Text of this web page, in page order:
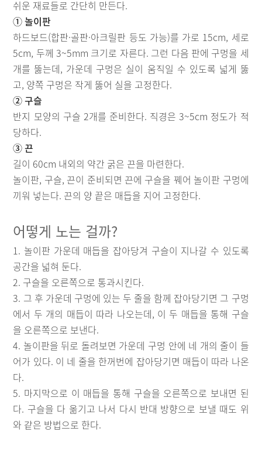
쉬운 재료들로 간단히 만든다.
① 놀이판
하드보드(합판·골판·아크릴판 등도 가능)를 가로 15cm, 세로
5cm, 두께 3~5mm 크기로 자른다. 그런 다음 판에 구멍을 세
개를 뚫는데, 가운데 구멍은 실이 움직일 수 있도록 넓게 뚫
고, 양쪽 구멍은 작게 뚫어 실을 고정한다.
② 구슬
반지 모양의 구슬 2개를 준비한다. 직경은 3~5cm 정도가 적
당하다.
③ 끈
길이 60cm 내외의 약간 굵은 끈을 마련한다.
놀이판, 구슬, 끈이 준비되면 끈에 구슬을 꿰어 놀이판 구멍에
끼워 넣는다. 끈의 양 끝은 매듭을 지어 고정한다.
어떻게 노는 걸까?
1. 놀이판 가운데 매듭을 잡아당겨 구슬이 지나갈 수 있도록
공간을 넓혀 둔다.
2. 구슬을 오른쪽으로 통과시킨다.
3. 그 후 가운데 구멍에 있는 두 줄을 함께 잡아당기면 그 구멍
에서 두 개의 매듭이 따라 나오는데, 이 두 매듭을 통해 구슬
을 오른쪽으로 보낸다.
4. 놀이판을 뒤로 돌려보면 가운데 구멍 안에 네 개의 줄이 들
어가 있다. 이 네 줄을 한꺼번에 잡아당기면 매듭이 따라 나온
다.
5. 마지막으로 이 매듭을 통해 구슬을 오른쪽으로 보내면 된
다. 구슬을 다 옮기고 나서 다시 반대 방향으로 보낼 때도 위
와 같은 방법으로 한다.